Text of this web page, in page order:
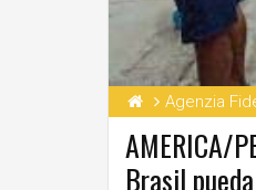
Agenzia
AMERICA/
Brasil